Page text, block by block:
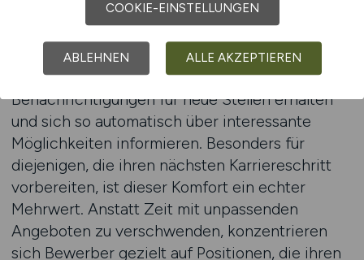
Transparenz solcher Tools. Fachkräfte können
bevorzugte Positionen markieren,
Benachrichtigungen für neue Stellen erhalten
und sich so automatisch über interessante
Möglichkeiten informieren. Besonders für
diejenigen, die ihren nächsten Karriereschritt
vorbereiten, ist dieser Komfort ein echter
Mehrwert. Anstatt Zeit mit unpassenden
Angeboten zu verschwenden, konzentrieren
sich Bewerber gezielt auf Positionen, die ihren
COOKIE-EINSTELLUNGEN
ABLEHNEN ALLE AKZEPTIEREN